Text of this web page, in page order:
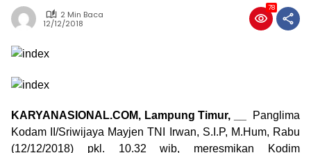
2 Min Baca
12/12/2018
78
KARYANASIONAL.COM, Lampung Timur, __
Panglima
Kodam II/Sriwijaya Mayjen TNI Irwan, S.I.P, M.Hum, Rabu
(12/12/2018) pkl. 10.32 wib, meresmikan Kodim